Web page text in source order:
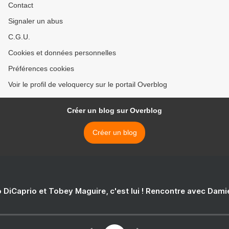
Contact
Signaler un abus
C.G.U.
Cookies et données personnelles
Préférences cookies
Voir le profil de veloquercy sur le portail Overblog
Créer un blog sur Overblog
Créer un blog
DiCaprio et Tobey Maguire, c'est lui ! Rencontre avec